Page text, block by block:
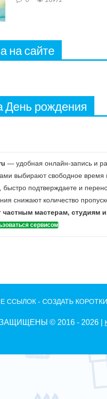
на сайте
День рождения
— удобная онлайн-запись и
выбирают свободное время
подтверждаете и
снижают количество
частным мастерам, студиям
сервисом
ССЫЛОК - СОЗДАТЬ
© 2016 - 2026 |